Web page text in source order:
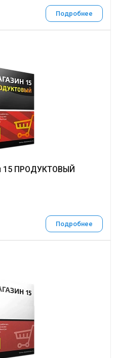
Подробнее
15 ПРОДУКТОВЫЙ
Подробнее